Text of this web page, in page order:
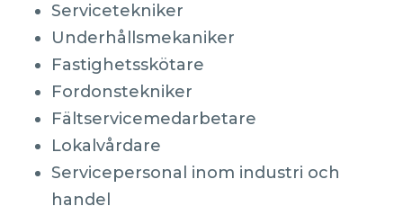
Servicetekniker
Underhållsmekaniker
Fastighetsskötare
Fordonstekniker
Fältservicemedarbetare
Lokalvårdare
Servicepersonal inom industri och
handel